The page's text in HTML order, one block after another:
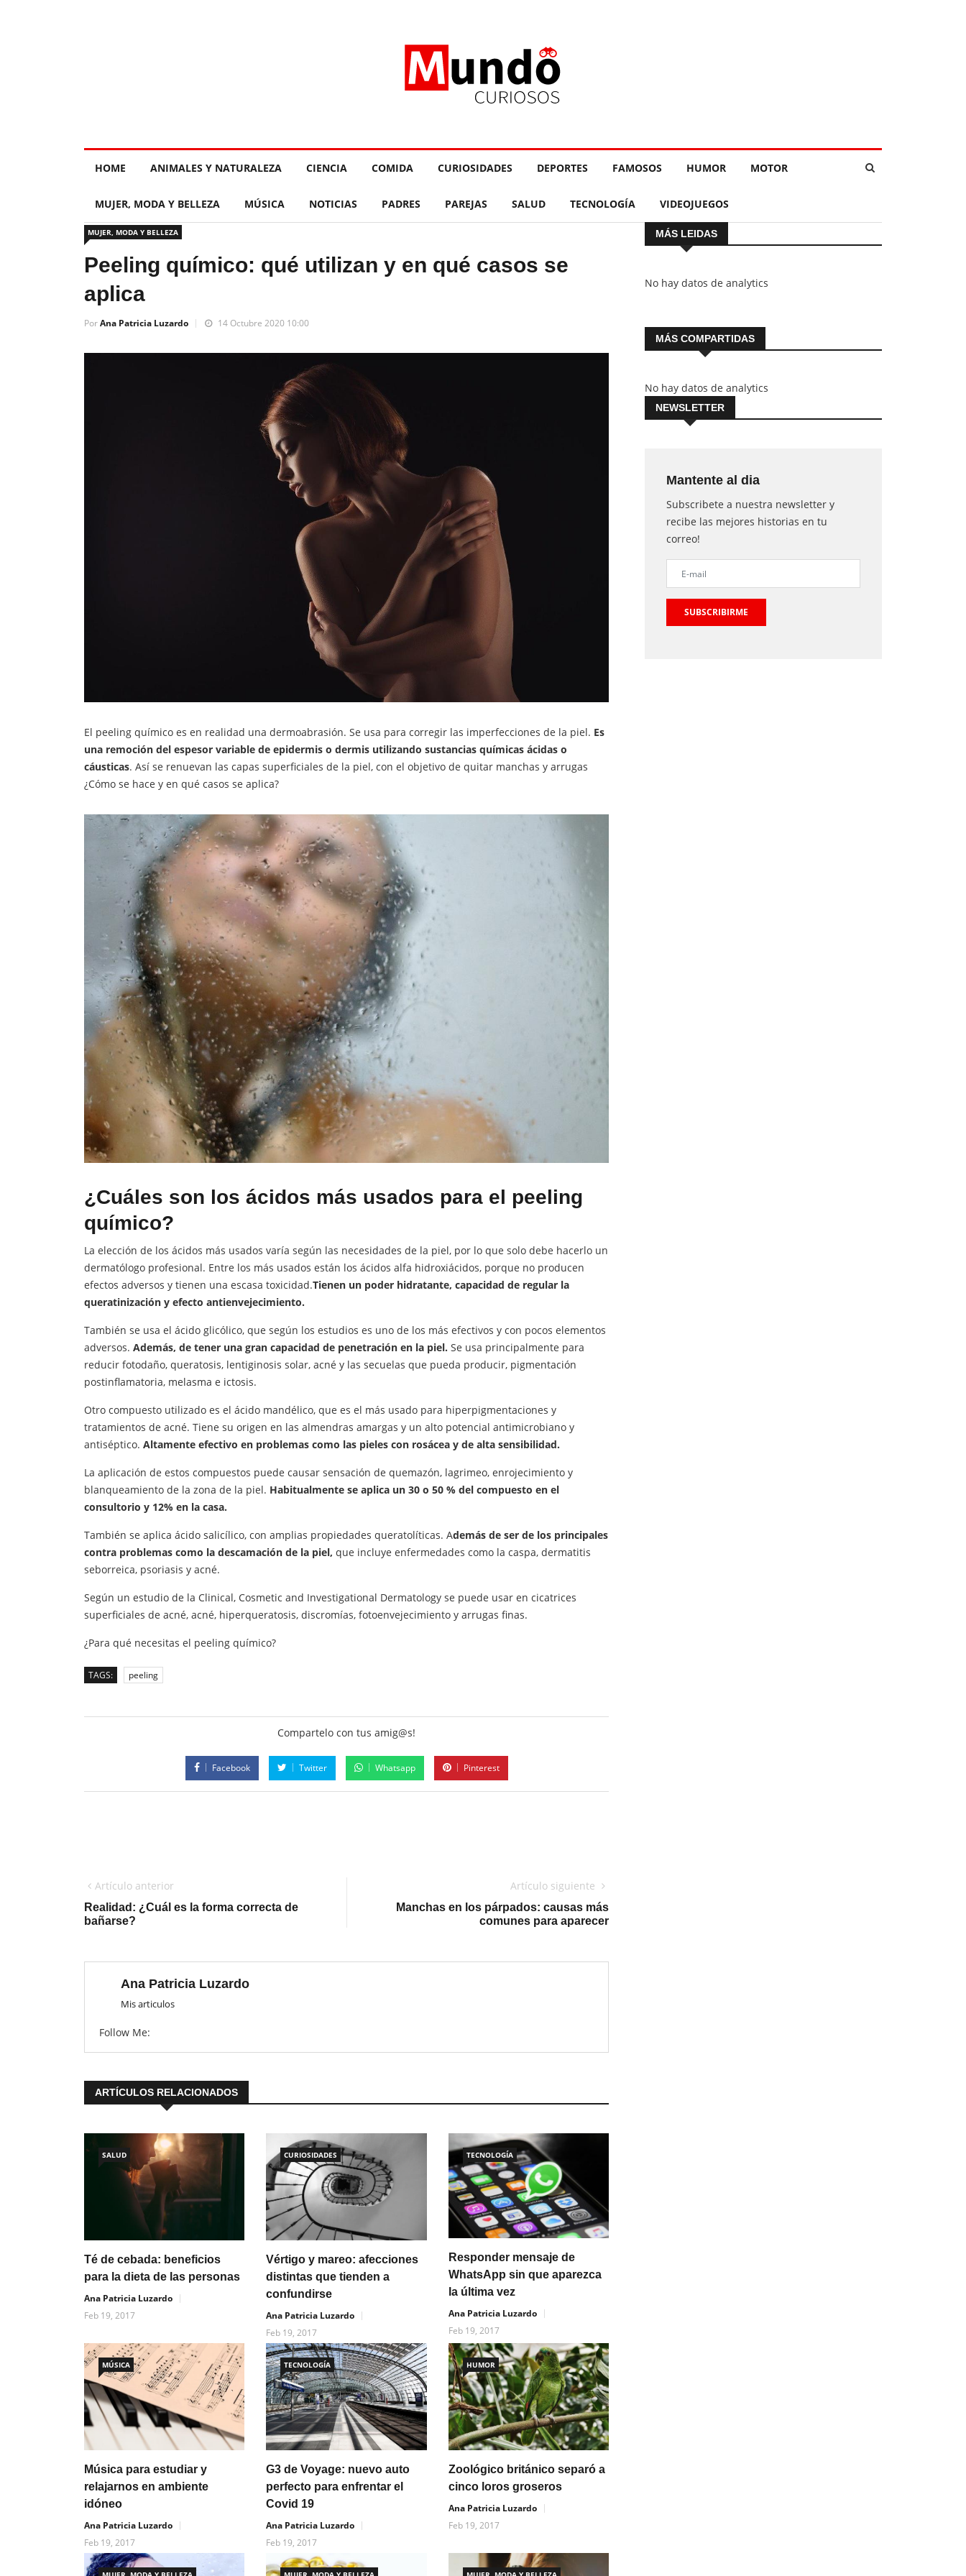
HOME ANIMALES Y NATURALEZA CIENCIA COMIDA CURIOSIDADES DEPORTES FAMOSOS HUMOR MOTOR
MUJER, MODA Y BELLEZA MÚSICA NOTICIAS PADRES PAREJAS SALUD TECNOLOGÍA VIDEOJUEGOS
MUJER, MODA Y BELLEZA
Peeling químico: qué utilizan y en qué casos se
aplica
PorAna Patricia Luzardo 14 Octubre 2020 10:00
El peeling químico es en realidad una dermoabrasión. Se usa para corregir las imperfecciones de la piel. Es
una remoción del espesor variable de epidermis o dermis utilizando sustancias químicas ácidas o
cáusticas. Así se renuevan las capas superficiales de la piel, con el objetivo de quitar manchas y arrugas
¿Cómo se hace y en qué casos se aplica?
¿Cuáles son los ácidos más usados para el peeling
químico?
La elección de los ácidos más usados varía según las necesidades de la piel, por lo que solo debe hacerlo un
dermatólogo profesional. Entre los más usados están los ácidos alfa hidroxiácidos, porque no producen
efectos adversos y tienen una escasa toxicidad.Tienen un poder hidratante, capacidad de regular la
queratinización y efecto antienvejecimiento.
También se usa el ácido glicólico, que según los estudios es uno de los más efectivos y con pocos elementos
adversos. Además, de tener una gran capacidad de penetración en la piel. Se usa principalmente para
reducir fotodaño, queratosis, lentiginosis solar, acné y las secuelas que pueda producir, pigmentación
postinflamatoria, melasma e ictosis.
Otro compuesto utilizado es el ácido mandélico, que es el más usado para hiperpigmentaciones y
tratamientos de acné. Tiene su origen en las almendras amargas y un alto potencial antimicrobiano y
antiséptico. Altamente efectivo en problemas como las pieles con rosácea y de alta sensibilidad.
La aplicación de estos compuestos puede causar sensación de quemazón, lagrimeo, enrojecimiento y
blanqueamiento de la zona de la piel. Habitualmente se aplica un 30 o 50 % del compuesto en el
consultorio y 12% en la casa.
También se aplica ácido salicílico, con amplias propiedades queratolíticas. Además de ser de los principales
contra problemas como la descamación de la piel, que incluye enfermedades como la caspa, dermatitis
seborreica, psoriasis y acné.
Según un estudio de la Clinical, Cosmetic and Investigational Dermatology se puede usar en cicatrices
superficiales de acné, acné, hiperqueratosis, discromías, fotoenvejecimiento y arrugas finas.
¿Para qué necesitas el peeling químico?
TAGS: peeling
Compartelo con tus amig@s!
Facebook Twitter Whatsapp Pinterest
Artículo anterior
Realidad: ¿Cuál es la forma correcta de
bañarse?
Artículo siguiente
Manchas en los párpados: causas más
comunes para aparecer
Ana Patricia Luzardo
Mis articulos
Follow Me:
ARTÍCULOS RELACIONADOS
SALUD
Té de cebada: beneficios
para la dieta de las personas
Ana Patricia Luzardo
Feb 19, 2017
CURIOSIDADES
Vértigo y mareo: afecciones
distintas que tienden a
confundirse
Ana Patricia Luzardo
Feb 19, 2017
TECNOLOGÍA
Responder mensaje de
WhatsApp sin que aparezca
la última vez
Ana Patricia Luzardo
Feb 19, 2017
MÚSICA
Música para estudiar y
relajarnos en ambiente
idóneo
Ana Patricia Luzardo
Feb 19, 2017
TECNOLOGÍA
G3 de Voyage: nuevo auto
perfecto para enfrentar el
Covid 19
Ana Patricia Luzardo
Feb 19, 2017
HUMOR
Zoológico británico separó a
cinco loros groseros
Ana Patricia Luzardo
Feb 19, 2017
MÁS LEIDAS
No hay datos de analytics
MÁS COMPARTIDAS
No hay datos de analytics
NEWSLETTER
Mantente al dia
Subscribete a nuestra newsletter y
recibe las mejores historias en tu
correo!
SUBSCRIBIRME